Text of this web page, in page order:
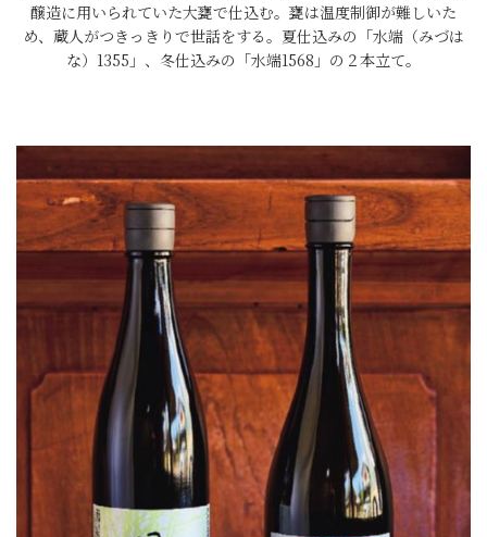
醸造に用いられていた大甕で仕込む。甕は温度制御が難しいた
め、蔵人がつきっきりで世話をする。夏仕込みの「水端（みづは
な）1355」、冬仕込みの「水端1568」の２本立て。